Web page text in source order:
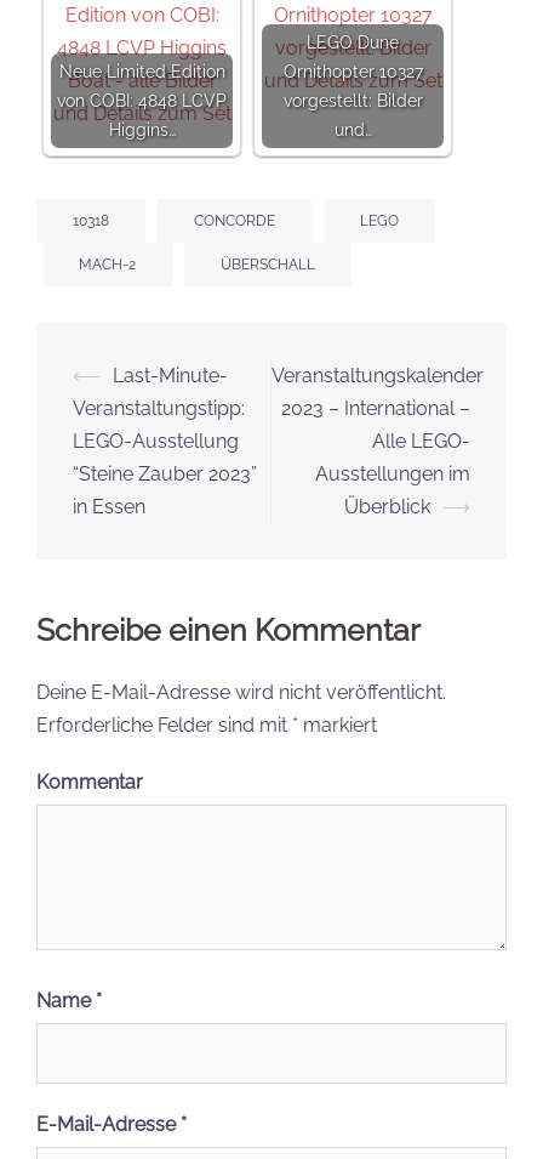
Neue Limited Edition
von COBI: 4848 LCVP
Higgins…
LEGO Dune
Ornithopter 10327
vorgestellt: Bilder
und…
10318 CONCORDE LEGO
MACH-2 ÜBERSCHALL
Beitrags-
Navigation
⟵
Last-Minute-
Veranstaltungstipp:
LEGO-Ausstellung
“Steine Zauber 2023”
in Essen
Veranstaltungskalender
2023 – International –
Alle LEGO-
Ausstellungen im
Überblick ⟶
Schreibe einen Kommentar
Deine E-Mail-Adresse wird nicht veröffentlicht.
Erforderliche Felder sind mit * markiert
Kommentar
Name *
E-Mail-Adresse *